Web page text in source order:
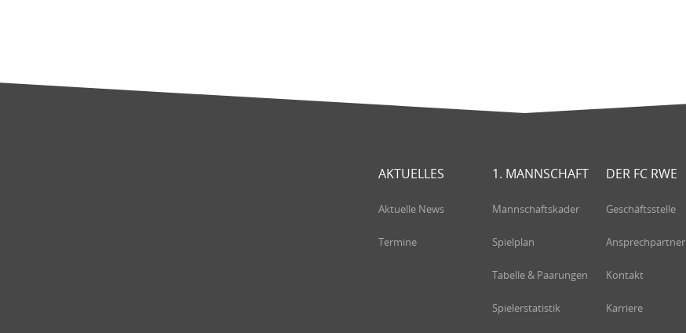
AKTUELLES
Aktuelle News
Termine
1. MANNSCHAFT
Mannschaftskader
Spielplan
Tabelle & Paarungen
Spielerstatistik
DER FC RWE
Geschäftsstelle
Ansprechpartner
Kontakt
Karriere